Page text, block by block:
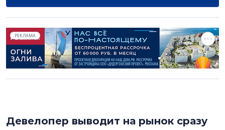
РЕКЛАМА
Девелопер выводит на рынок сразу